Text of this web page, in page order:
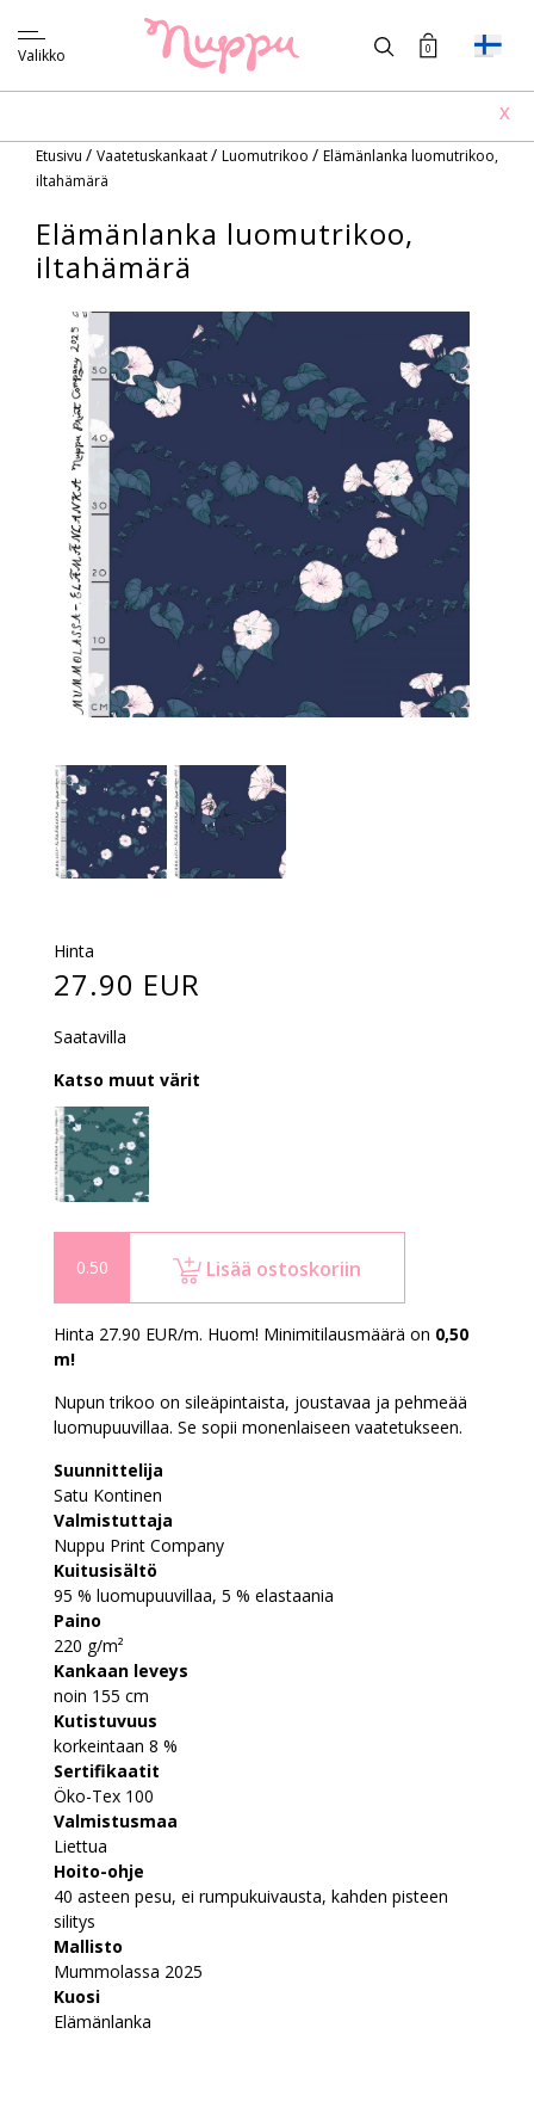
Valikko 0
X
Etusivu / Vaatetuskankaat/ Luomutrikoo / Elämänlanka luomutrikoo,
iltahämärä
Elämänlanka luomutrikoo,
iltahämärä
Hinta
27.90 EUR
Saatavilla
Katso muut värit
Lisää ostoskoriin
Hinta 27.90 EUR/m. Huom! Minimitilausmäärä on 0,50
m!
Nupun trikoo on sileäpintaista, joustavaa ja pehmeää
luomupuuvillaa. Se sopii monenlaiseen vaatetukseen.
Suunnittelija
Satu Kontinen
Valmistuttaja
Nuppu Print Company
Kuitusisältö
95 % luomupuuvillaa, 5 % elastaania
Paino
220 g/m²
Kankaan leveys
noin 155 cm
Kutistuvuus
korkeintaan 8 %
Sertifikaatit
Öko-Tex 100
Valmistusmaa
Liettua
Hoito-ohje
40 asteen pesu, ei rumpukuivausta, kahden pisteen
silitys
Mallisto
Mummolassa 2025
Kuosi
Elämänlanka